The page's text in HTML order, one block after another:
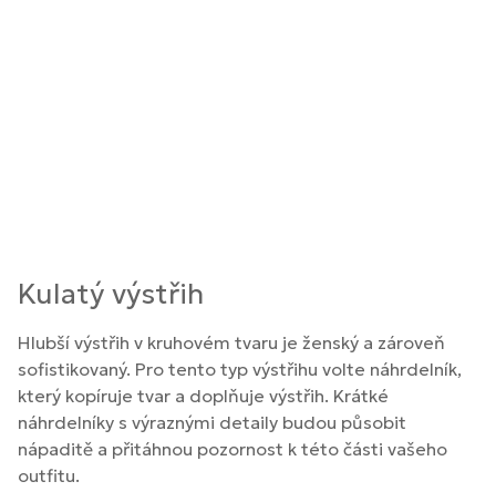
Kulatý výstřih
Hlubší výstřih v kruhovém tvaru je ženský a zároveň
sofistikovaný. Pro tento typ výstřihu volte náhrdelník,
který kopíruje tvar a doplňuje výstřih. Krátké
náhrdelníky s výraznými detaily budou působit
nápaditě a přitáhnou pozornost k této části vašeho
outfitu.